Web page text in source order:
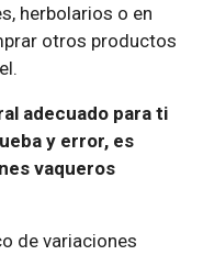
herbolarios o en
otros productos
adecuado para ti
y error, es
vaqueros
de variaciones